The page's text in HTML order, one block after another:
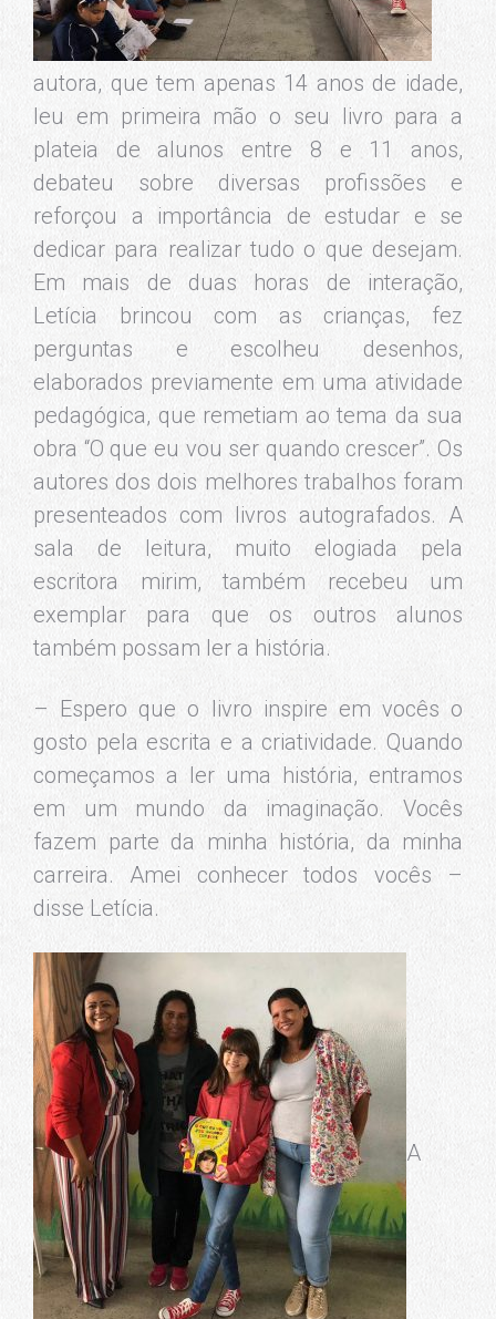
autora, que tem apenas 14 anos de idade,
leu em primeira mão o seu livro para a
plateia de alunos entre 8 e 11 anos,
debateu sobre diversas profissões e
reforçou a importância de estudar e se
dedicar para realizar tudo o que desejam.
Em mais de duas horas de interação,
Letícia brincou com as crianças, fez
perguntas e escolheu desenhos,
elaborados previamente em uma atividade
pedagógica, que remetiam ao tema da sua
obra “O que eu vou ser quando crescer”. Os
autores dos dois melhores trabalhos foram
presenteados com livros autografados. A
sala de leitura, muito elogiada pela
escritora mirim, também recebeu um
exemplar para que os outros alunos
também possam ler a história.
– Espero que o livro inspire em vocês o
gosto pela escrita e a criatividade. Quando
começamos a ler uma história, entramos
em um mundo da imaginação. Vocês
fazem parte da minha história, da minha
carreira. Amei conhecer todos vocês –
disse Letícia.
A